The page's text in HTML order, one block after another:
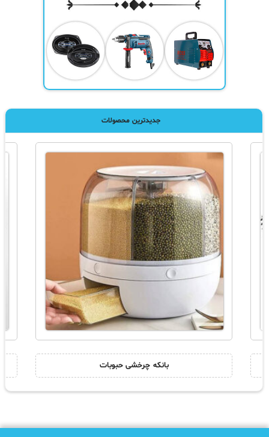
جدیدترین محصولات
بانکه چرخشی حبوبات